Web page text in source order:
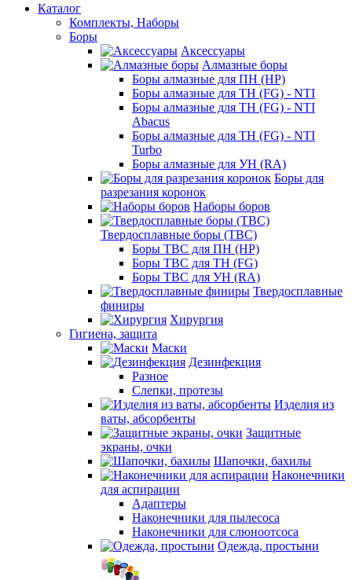
Каталог
Комплекты, Наборы
Боры
Аксессуары
Алмазные боры
Боры алмазные для ПН (HP)
Боры алмазные для ТН (FG) - NTI
Боры алмазные для ТН (FG) - NTI
Abacus
Боры алмазные для ТН (FG) - NTI
Turbo
Боры алмазные для УН (RA)
Боры для
разрезания коронок
Наборы боров
Твердосплавные боры (ТВС)
Боры ТВС для ПН (HP)
Боры ТВС для ТН (FG)
Боры ТВС для УН (RA)
Твердосплавные
финиры
Хирургия
Гигиена, защита
Маски
Дезинфекция
Разное
Слепки, протезы
Изделия из
ваты, абсорбенты
Защитные
экраны, очки
Шапочки, бахилы
Наконечники
для аспирации
Адаптеры
Наконечники для пылесоса
Наконечники для слюноотсоса
Одежда, простыни